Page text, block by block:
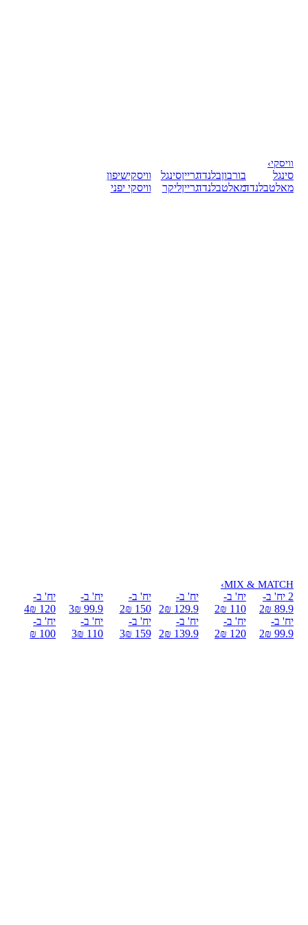
וויסקי›
סינגל
מאלטבלנדד
בורבוןבלנדד
מאלטבלנדד
גרייןסינגל
גרייןליקר
וויסקישיפון
וויסקי יפני
MIX & MATCH
›
2 יח' ב-
89.9 ₪
2
יח' ב-
99.9 ₪
2
יח' ב-
110 ₪
2
יח' ב-
120 ₪
2
יח' ב-
129.9 ₪
2
יח' ב-
139.9 ₪
2
יח' ב-
150 ₪
2
יח' ב-
159 ₪
3
יח' ב-
99.9 ₪
3
יח' ב-
110 ₪
3
יח' ב-
120 ₪
4
יח' ב-
100 ₪